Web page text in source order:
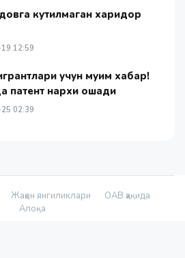
кутилмаган харидор
12:59
учун муҳим хабар!
патент нархи ошади
02:39
Жаҳон янгиликлари
ОАВ ҳақида
Алоқа